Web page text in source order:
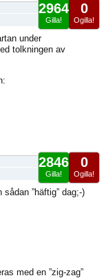
0
Ogilla!
2964
Gilla!
under
tolkningen av
0
Ogilla!
2846
Gilla!
”häftig” dag;-)
med en ”zig-zag”